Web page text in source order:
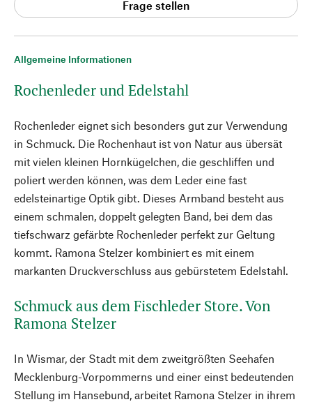
Allgemeine Informationen
Rochenleder und Edelstahl
Rochenleder eignet sich besonders gut zur Verwendung
in Schmuck. Die Rochenhaut ist von Natur aus übersät
mit vielen kleinen Hornkügelchen, die geschliffen und
poliert werden können, was dem Leder eine fast
edelsteinartige Optik gibt. Dieses Armband besteht aus
einem schmalen, doppelt gelegten Band, bei dem das
tiefschwarz gefärbte Rochenleder perfekt zur Geltung
kommt. Ramona Stelzer kombiniert es mit einem
markanten Druckverschluss aus gebürstetem Edelstahl.
Schmuck aus dem Fischleder Store. Von
Ramona Stelzer
In Wismar, der Stadt mit dem zweitgrößten Seehafen
Mecklenburg-Vorpommerns und einer einst bedeutenden
Stellung im Hansebund, arbeitet Ramona Stelzer in ihrem
Frage stellen